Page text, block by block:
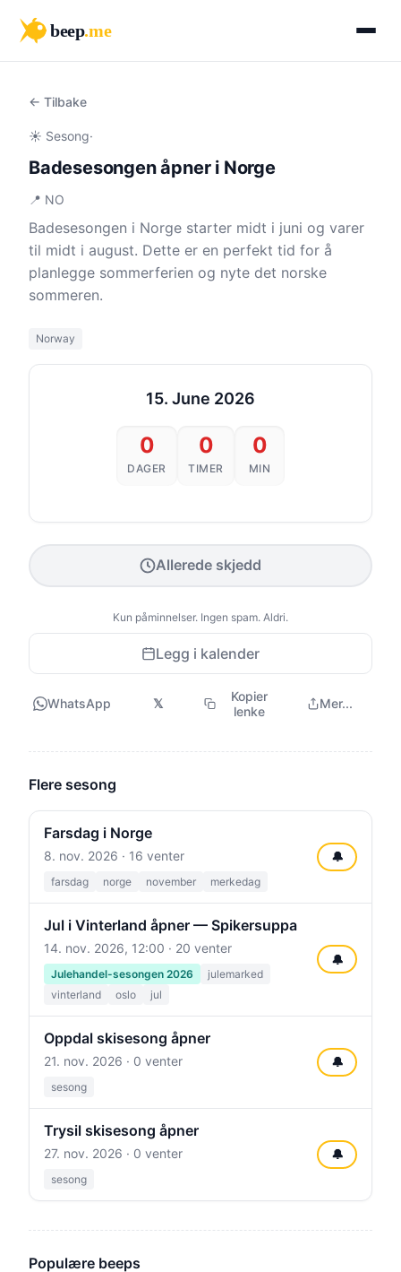
beep.me
← Tilbake
☀️ Sesong·
Badesesongen åpner i Norge
📍 NO
Badesesongen i Norge starter midt i juni og varer
til midt i august. Dette er en perfekt tid for å
planlegge sommerferien og nyte det norske
sommeren.
Norway
15. June 2026
0
DAGER
0
TIMER
0
MIN
Allerede skjedd
Kun påminnelser. Ingen spam. Aldri.
Legg i kalender
WhatsApp 𝕏
Kopier
lenke
Mer...
Flere sesong
Farsdag i Norge
8. nov. 2026 · 16 venter
farsdag norge november merkedag
🔔
Jul i Vinterland åpner — Spikersuppa
14. nov. 2026, 12:00 · 20 venter
Julehandel-sesongen 2026
julemarked
vinterland
oslo jul
🔔
Oppdal skisesong åpner
21. nov. 2026 · 0 venter
sesong
🔔
Trysil skisesong åpner
27. nov. 2026 · 0 venter
sesong
🔔
Populære beeps